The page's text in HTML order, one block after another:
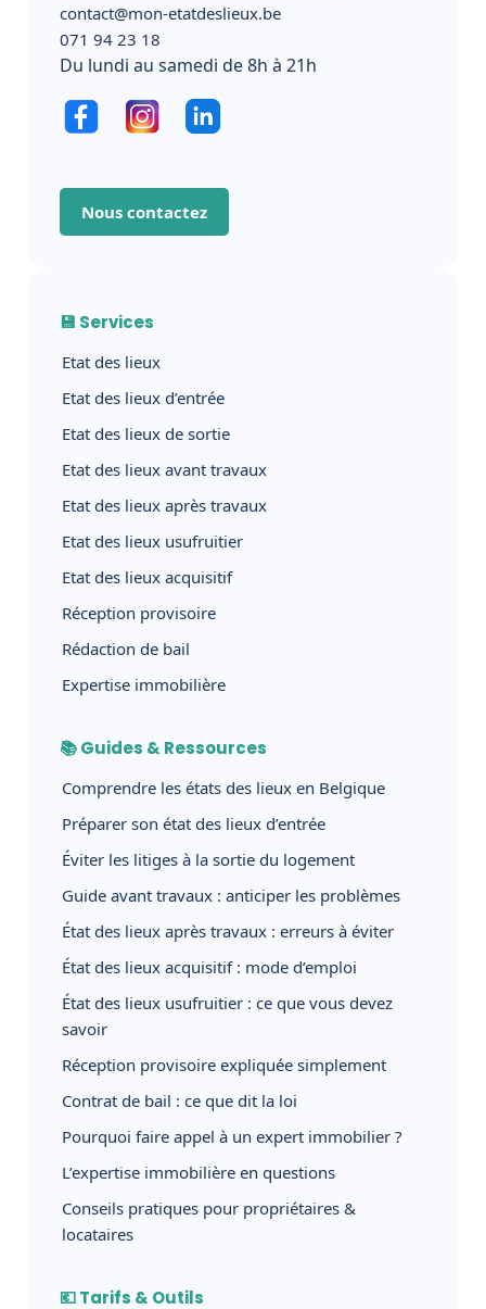
contact@mon-etatdeslieux.be
071 94 23 18
Du lundi au samedi de 8h à 21h
Nous contactez
💾 Services
Etat des lieux
Etat des lieux d’entrée
Etat des lieux de sortie
Etat des lieux avant travaux
Etat des lieux après travaux
Etat des lieux usufruitier
Etat des lieux acquisitif
Réception provisoire
Rédaction de bail
Expertise immobilière
📚 Guides & Ressources
Comprendre les états des lieux en Belgique
Préparer son état des lieux d’entrée
Éviter les litiges à la sortie du logement
Guide avant travaux : anticiper les problèmes
État des lieux après travaux : erreurs à éviter
État des lieux acquisitif : mode d’emploi
État des lieux usufruitier : ce que vous devez
savoir
Réception provisoire expliquée simplement
Contrat de bail : ce que dit la loi
Pourquoi faire appel à un expert immobilier ?
L’expertise immobilière en questions
Conseils pratiques pour propriétaires &
locataires
💶 Tarifs & Outils